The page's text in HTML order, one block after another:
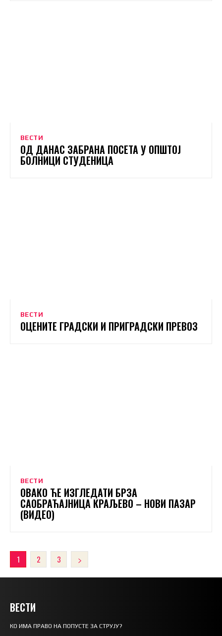
ВЕСТИ
ОД ДАНАС ЗАБРАНА ПОСЕТА У ОПШТОЈ
БОЛНИЦИ СТУДЕНИЦА
ВЕСТИ
ОЦЕНИТЕ ГРАДСКИ И ПРИГРАДСКИ ПРЕВОЗ
ВЕСТИ
ОВАКО ЋЕ ИЗГЛЕДАТИ БРЗА
САОБРАЋАЈНИЦА КРАЉЕВО – НОВИ ПАЗАР
(ВИДЕО)
1 2 3
ВЕСТИ
КО ИМА ПРАВО НА ПОПУСТЕ ЗА СТРУЈУ?